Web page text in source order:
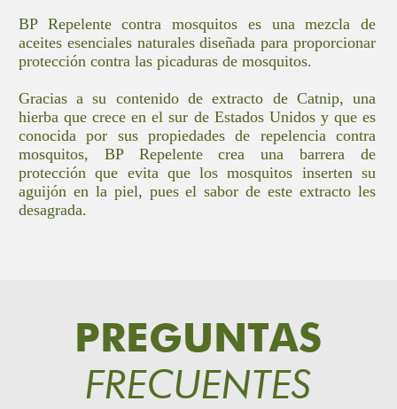
BP Repelente contra mosquitos es una mezcla de
aceites esenciales naturales diseñada para proporcionar
protección contra las picaduras de mosquitos.
Gracias a su contenido de extracto de Catnip, una
hierba que crece en el sur de Estados Unidos y que es
conocida por sus propiedades de repelencia contra
mosquitos, BP Repelente crea una barrera de
protección que evita que los mosquitos inserten su
aguijón en la piel, pues el sabor de este extracto les
desagrada.
PREGUNTAS
FRECUENTES